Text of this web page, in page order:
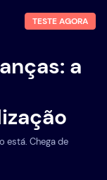
TESTE AGORA
a
está. Chega de